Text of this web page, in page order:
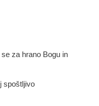
za hrano Bogu in
spoštljivo